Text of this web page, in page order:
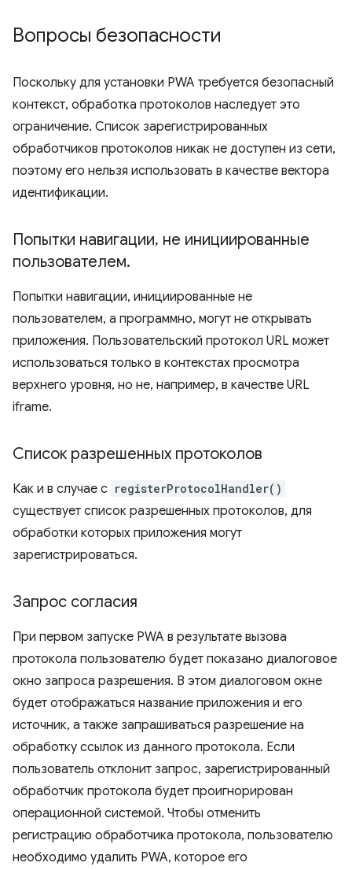
Вопросы безопасности
Поскольку для установки PWA требуется безопасный
контекст, обработка протоколов наследует это
ограничение. Список зарегистрированных
обработчиков протоколов никак не доступен из сети,
поэтому его нельзя использовать в качестве вектора
идентификации.
Попытки навигации, не инициированные
пользователем.
Попытки навигации, инициированные не
пользователем, а программно, могут не открывать
приложения. Пользовательский протокол URL может
использоваться только в контекстах просмотра
верхнего уровня, но не, например, в качестве URL
iframe.
Список разрешенных протоколов
Как и в случае с registerProtocolHandler()
существует список разрешенных протоколов, для
обработки которых приложения могут
зарегистрироваться.
Запрос согласия
При первом запуске PWA в результате вызова
протокола пользователю будет показано диалоговое
окно запроса разрешения. В этом диалоговом окне
будет отображаться название приложения и его
источник, а также запрашиваться разрешение на
обработку ссылок из данного протокола. Если
пользователь отклонит запрос, зарегистрированный
обработчик протокола будет проигнорирован
операционной системой. Чтобы отменить
регистрацию обработчика протокола, пользователю
необходимо удалить PWA, которое его